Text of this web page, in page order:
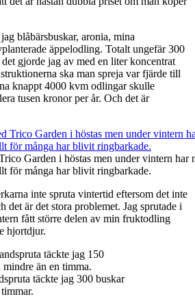
blåbärsbuskar, aronia, mina
äppelodling. Totalt ungefär 300
gjorde jag av med en liter koncentrat
ska man spreja var fjärde till
knappt 4000 kvm odlingar skulle
tusen kronor per år. Och det är
Garden i höstas men under vintern
för många har blivit ringbarkade.
inte spruta vintertid eftersom det inte
det är det stora problemet. Jag sprutade i
fått större delen av min fruktodling
hjortdjur.
täckte jag 300 buskar